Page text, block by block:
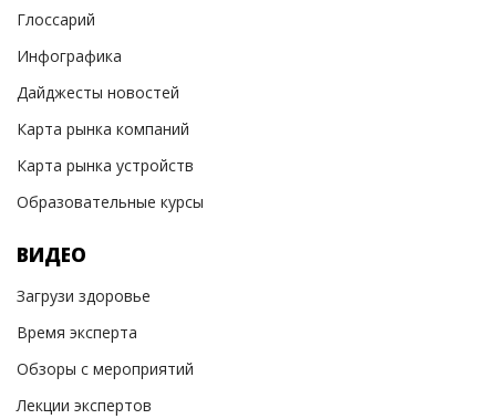
Глоссарий
Инфографика
Дайджесты новостей
Карта рынка компаний
Карта рынка устройств
Образовательные курсы
ВИДЕО
Загрузи здоровье
Время эксперта
Обзоры с мероприятий
Лекции экспертов